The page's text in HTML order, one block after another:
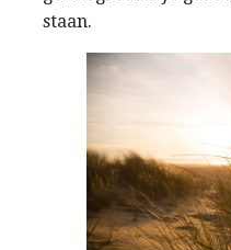
staan.